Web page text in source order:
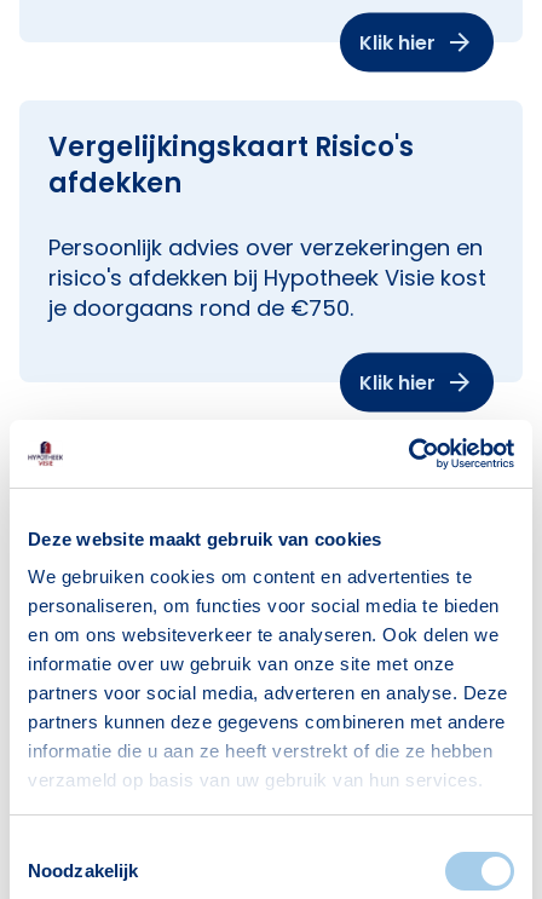
Deze website maakt gebruik van cookies
We gebruiken cookies om content en advertenties te
personaliseren, om functies voor social media te bieden
en om ons websiteverkeer te analyseren. Ook delen we
informatie over uw gebruik van onze site met onze
partners voor social media, adverteren en analyse. Deze
partners kunnen deze gegevens combineren met andere
informatie die u aan ze heeft verstrekt of die ze hebben
verzameld op basis van uw gebruik van hun services.
Noodzakelijk
Klik hier
Vergelijkingskaart Risico's
afdekken
Persoonlijk advies over verzekeringen en
risico's afdekken bij Hypotheek Visie kost
je doorgaans rond de €750.
Klik hier
Informatiedocument
Wil je meer informatie over onze
dienstverlening? Bekijk ons
informatiedocumenthier.